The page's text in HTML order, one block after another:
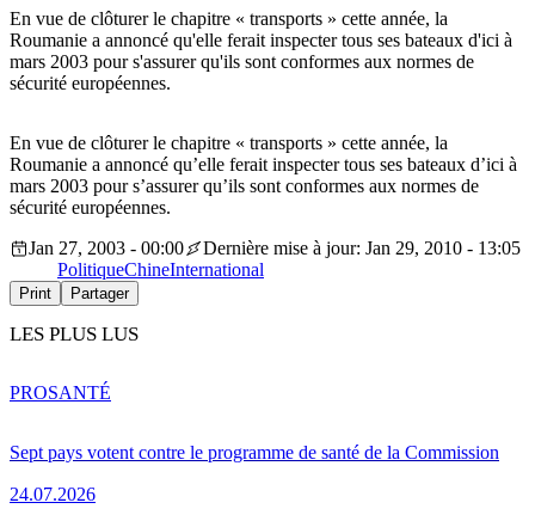
En vue de clôturer le chapitre « transports » cette année, la
Roumanie a annoncé qu'elle ferait inspecter tous ses bateaux d'ici à
mars 2003 pour s'assurer qu'ils sont conformes aux normes de
sécurité européennes.
En vue de clôturer le chapitre « transports » cette année, la
Roumanie a annoncé qu’elle ferait inspecter tous ses bateaux d’ici à
mars 2003 pour s’assurer qu’ils sont conformes aux normes de
sécurité européennes.
Jan 27, 2003 - 00:00
Dernière mise à jour: Jan 29, 2010 - 13:05
PolitiqueChineInternational
Print Partager
LES PLUS LUS
Sept pays votent contre le programme de santé de la Commission
24.07.2026
PROSANTÉ